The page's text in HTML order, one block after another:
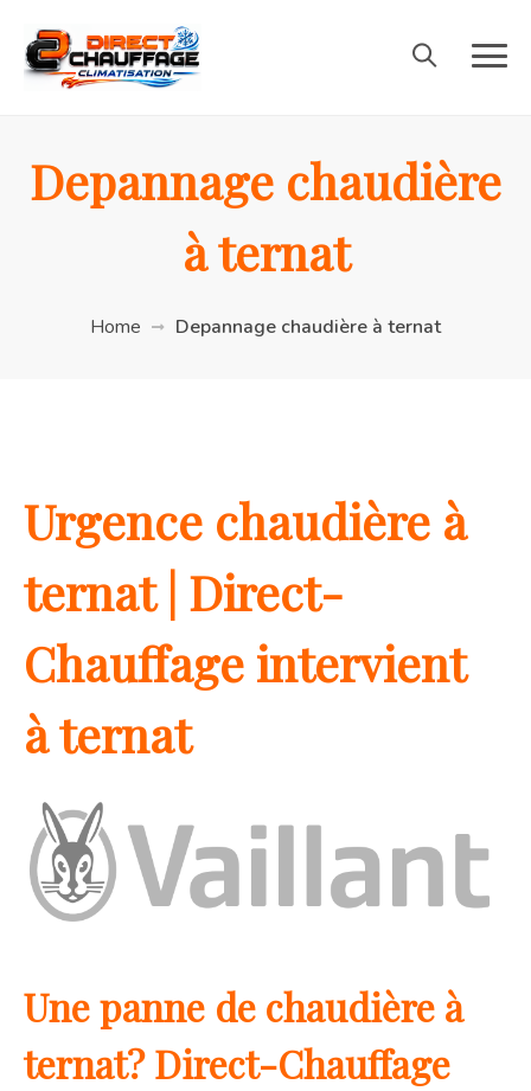
Depannage chaudière
à ternat
Home Depannage chaudière à ternat
Urgence chaudière à
ternat | Direct-
Chauffage intervient
à ternat
Une panne de chaudière à
ternat? Direct-Chauffage